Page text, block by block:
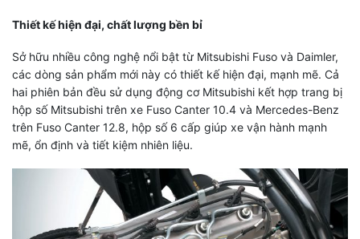
Thiết kế hiện đại, chất lượng bền bỉ
Sở hữu nhiều công nghệ nổi bật từ Mitsubishi Fuso và Daimler,
các dòng sản phẩm mới này có thiết kế hiện đại, mạnh mẽ. Cả
hai phiên bản đều sử dụng động cơ Mitsubishi kết hợp trang bị
hộp số Mitsubishi trên xe Fuso Canter 10.4 và Mercedes-Benz
trên Fuso Canter 12.8, hộp số 6 cấp giúp xe vận hành mạnh
mẽ, ổn định và tiết kiệm nhiên liệu.